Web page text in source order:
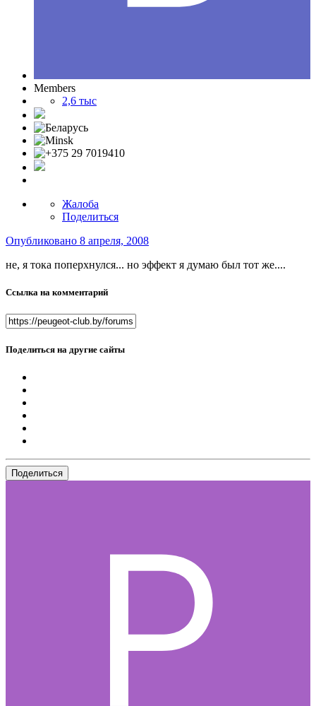
Members
2,6 тыс
Жалоба
Поделиться
Опубликовано 8 апреля, 2008
не, я тока поперхнулся... но эффект я думаю был тот же....
Ссылка на комментарий
Поделиться на другие сайты
Поделиться